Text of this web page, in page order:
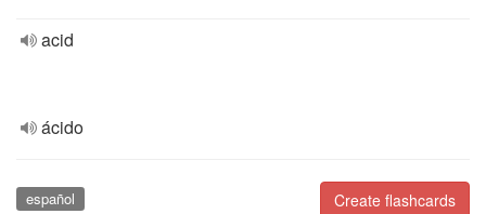
acid
ácido
Create flashcards
español